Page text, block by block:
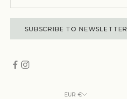
SUBSCRIBE TO NEWSLETTER
EUR €